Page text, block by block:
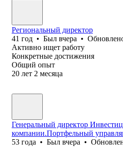
Региональный директор
41 год • Был вчера •
Активно ищет работу
Конкретные достижения
Общий опыт
20 лет 2 месяца
Генеральный директор
компании.Портфельный
53 года • Был вчера •